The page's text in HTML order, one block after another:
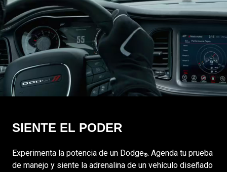
SIENTE EL PODER
Experimenta la potencia de un Dodge®. Agenda tu prueba
de manejo y siente la adrenalina de un vehículo diseñado